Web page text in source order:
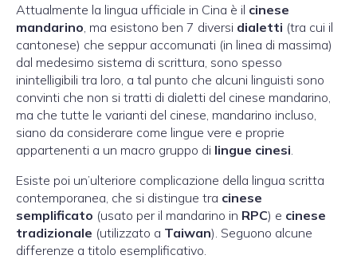
Attualmente la lingua ufficiale in Cina è il cinese
mandarino , ma esistono ben 7 diversi dialetti (tra cui il
cantonese) che seppur accomunati (in linea di massima)
dal medesimo sistema di scrittura, sono spesso
inintelligibili tra loro, a tal punto che alcuni linguisti sono
convinti che non si tratti di dialetti del cinese mandarino,
ma che tutte le varianti del cinese, mandarino incluso,
siano da considerare come lingue vere e proprie
appartenenti a un macro gruppo di lingue cinesi
Esiste poi un’ulteriore complicazione della lingua scritta
contemporanea, che si distingue tra cinese
semplificato (usato per il mandarino in RPC) e cinese
tradizionale (utilizzato a Taiwan). Seguono alcune
differenze a titolo esemplificativo.